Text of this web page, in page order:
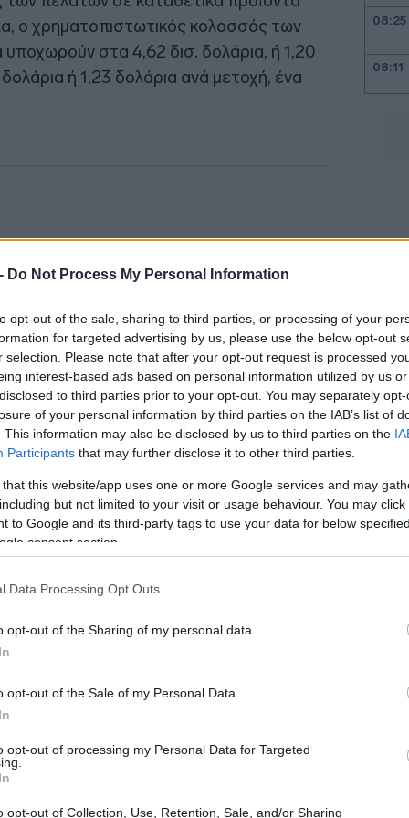
Do Not Process My Personal Information
opt-out of the sale, sharing to third parties, or processing of your
for targeted advertising by us, please use the below opt-out
selection. Please note that after your opt-out request is processed
interest-based ads based on personal information utilized by us
to third parties prior to your opt-out. You may separately
of your personal information by third parties on the IAB’s list of
This information may also be disclosed by us to third parties on the
Participants that may further disclose it to other third parties.
that this website/app uses one or more Google services and may
but not limited to your visit or usage behaviour. You may
to Google and its third-party tags to use your data for below
consent section.
Data Processing Opt Outs
opt-out of the Sharing of my personal data.
opt-out of the Sale of my Personal Data.
opt-out of processing my Personal Data for Targeted
opt-out of Collection, Use, Retention, Sale, and/or Sharing
ο χρηματοπιστωτικός κολοσσός των
στα 4,62 δισ. δολάρια, ή 1,20
ή 1,23 δολάρια ανά μετοχή, ένα
τριμήνου, καταδεικνύουν την
για τη βελτίωση και τη διαφοροποίηση
ο διευθύνων σύμβουλος της Wells
που πραγματοποιούμε σε όλο το
σε σύγκριση με το τέταρτο
που δεν προέρχονται από τόκους,
μείωση των καθαρών εσόδων μας από
στις προσυνεδριακές συναλλαγές
2024 έχει σημειώσει άνοδο άνω του
08:25
08:11
23:53
23:50
23:44
23:32